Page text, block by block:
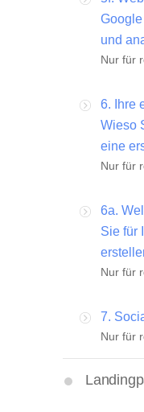
und
Nur für
6. Ihre
Wieso
eine
Nur für
6a.
Sie für
Nur für
7.
Nur für